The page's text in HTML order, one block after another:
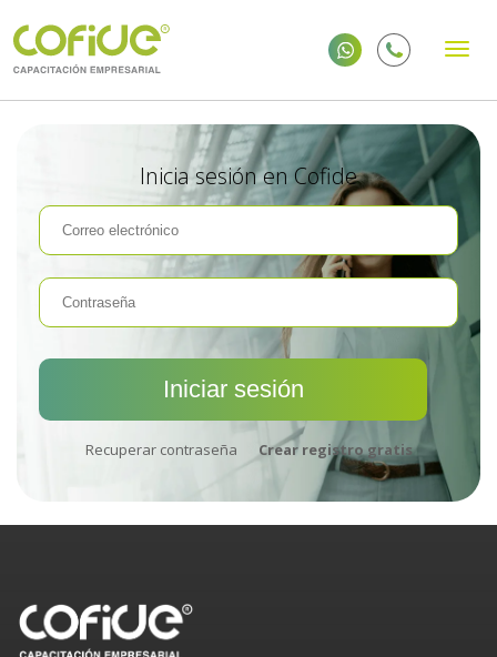
Inicia sesión en Cofide
Recuperar contraseña Crear registro gratis